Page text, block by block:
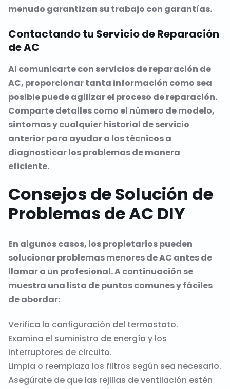
menudo garantizan su trabajo con garantías.
Contactando tu Servicio de Reparación
de AC
Al comunicarte con servicios de reparación de
AC, proporcionar tanta información como sea
posible puede agilizar el proceso de reparación.
Comparte detalles como el número de modelo,
síntomas y cualquier historial de servicio
anterior para ayudar a los técnicos a
diagnosticar los problemas de manera
eficiente.
Consejos de Solución de
Problemas de AC DIY
En algunos casos, los propietarios pueden
solucionar problemas menores de AC antes de
llamar a un profesional. A continuación se
muestra una lista de puntos comunes y fáciles
de abordar:
Verifica la configuración del termostato.
Examina el suministro de energía y los
interruptores de circuito.
Limpia o reemplaza los filtros según sea necesario.
Asegúrate de que las rejillas de ventilación estén